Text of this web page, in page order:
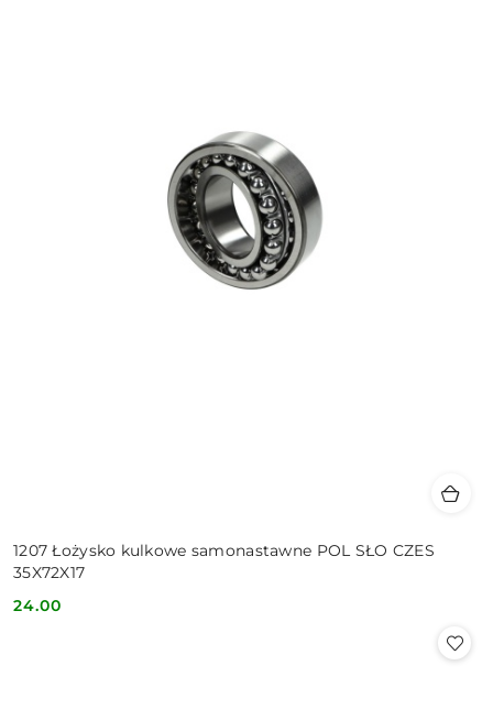
1207 Łożysko kulkowe samonastawne POL SŁO CZES
35X72X17
Cena:
24.00